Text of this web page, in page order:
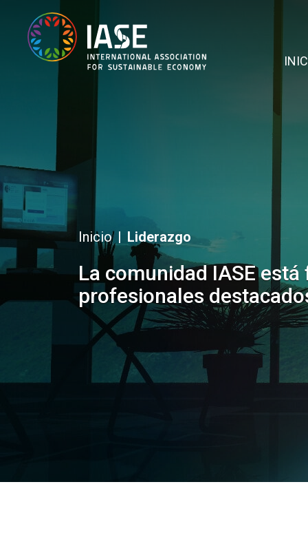
Inicio Liderazgo
La comunidad IASE
profesionales